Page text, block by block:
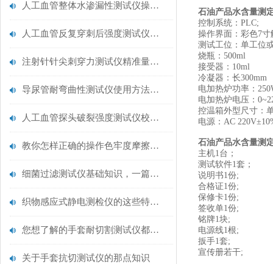
人工血管整体水渗漏性测试仪操作中最容易出错的步骤
人工血管反复穿刺后强度测试仪是什么？透析患者的“生命管“质量靠它把关！
注射针针尖刺穿力测试仪精准量化针尖锋利度，构筑临床安全防线
导尿管耐弯曲性测试仪使用方法与操作规范
人工血管探头破裂强度测试仪校准规范：精准赋能医疗安全的技术基准
教你怎样正确的操作色牢度摩擦测试机
细菌过滤测试仪基础知识，一篇搞定
织物感应式静电测检仪的这些特点很少有人都知道
您想了解的手套耐切割测试仪都在这里了
关于手套抗切测试仪的那点知识
石油产品水含量测
控制系统：PLC;
操作界面：彩色7
测试工位：单工位
烧瓶：500ml
接受器：10ml
冷凝器：长300mm
电加热炉功率：
电加热炉电压：
控温箱外型尺寸：
电源：AC
石油产品水含量测
主机1台；
测试软件1套；
说明书1份;
合格证1份;
保修卡1份;
签收单1份;
铭牌1块;
电源线1根;
扳手1套;
宣传册若干;